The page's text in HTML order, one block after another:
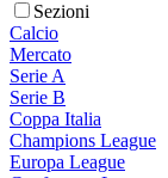
Sezioni
Calcio
Mercato
Serie A
Serie B
Coppa Italia
Champions League
Europa League